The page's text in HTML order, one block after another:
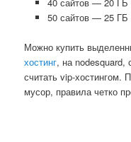
50 сайтов — 25
Можно купить
хостинг, на
считать vip-хостингом.
мусор, правила четко